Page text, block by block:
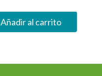
Añadir al carrito